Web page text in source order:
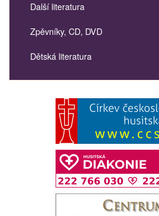
Další literatura
Zpěvníky, CD, DVD
Dětská literatura